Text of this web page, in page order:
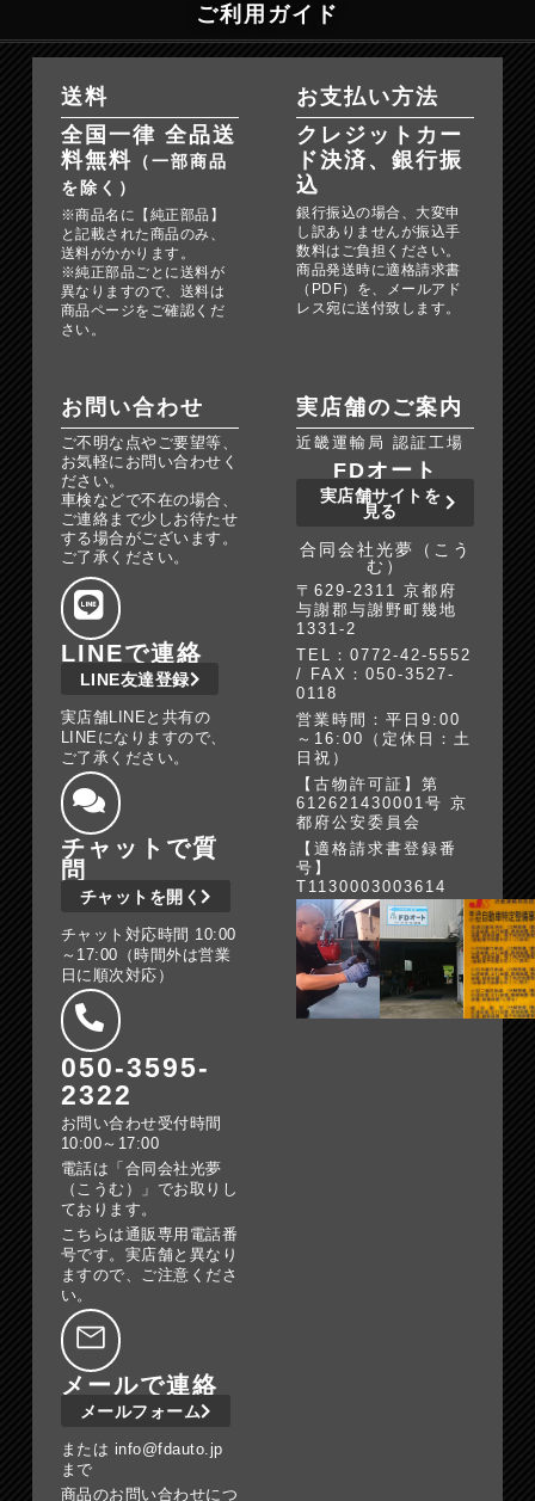
ご利用ガイド
送料
全国一律 全品送
料無料 （一部商品
を除く）
※商品名に【純正部品】
と記載された商品のみ、
送料がかかります。
※純正部品ごとに送料が
異なりますので、送料は
商品ページをご確認くだ
さい。
お支払い方法
クレジットカー
ド決済、銀行振
込
銀行振込の場合、大変申
し訳ありませんが振込手
数料はご負担ください。
商品発送時に適格請求書
（PDF）を、メールアド
レス宛に送付致します。
お問い合わせ
ご不明な点やご要望等、
お気軽にお問い合わせく
ださい。
車検などで不在の場合、
ご連絡まで少しお待たせ
する場合がございます。
ご了承ください。
LINEで連絡
LINE友達登録
実店舗LINEと共有の
LINEになりますので、
ご了承ください。
チャットで質
問
チャットを開く
チャット対応時間 10:00
～17:00（時間外は営業
日に順次対応）
050-3595-
2322
お問い合わせ受付時間
10:00～17:00
電話は「合同会社光夢
（こうむ）」でお取りし
ております。
こちらは通販専用電話番
号です。実店舗と異なり
ますので、ご注意くださ
い。
メールで連絡
メールフォーム
または info@fdauto.jp
まで
商品のお問い合わせにつ
実店舗のご案内
近畿運輸局 認証工場
FDオート
実店舗サイトを
見る
合同会社光夢（こう
む）
〒629-2311 京都府
与謝郡与謝野町幾地
1331-2
TEL：0772-42-5552
/ FAX：050-3527-
0118
営業時間：平日9:00
～16:00（定休日：土
日祝）
【古物許可証】第
612621430001号 京
都府公安委員会
【適格請求書登録番
号】
T1130003003614